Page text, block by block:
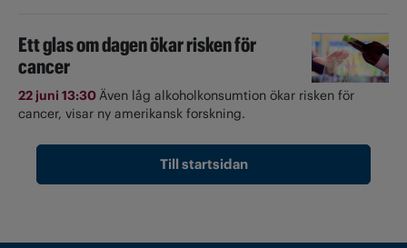
Ett glas om dagen ökar risken för
cancer
22 juni 13:30Även låg alkoholkonsumtion ökar risken för
cancer, visar ny amerikansk forskning.
Till startsidan